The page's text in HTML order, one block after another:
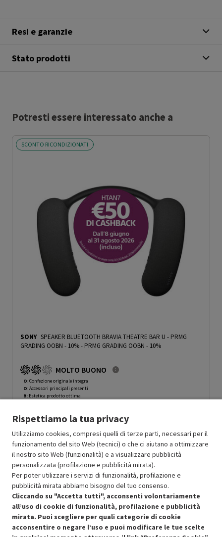
Resi e garanzie
Stato prodotti
Potresti essere interessato anche a
SCONTO RICONDIZIONATI
SONY SPEAKER BLUETOOTH BRAVIA THEATRE BAR U - PRMG
GRADING OOBN - 10%- PRMG GRADING OOBN - 10%
MOLTO BUONO
O: Confezione originale integra
O: Accessori principali presenti
B: Estetica prodotto ottima
Prodotto Nuovo 218.49 -10%
Ricondizionato Prezzo ridotto da
196.64a -29.99%
In Promozione 137.65
Aggiungi al carrello
SCONTO RICONDIZIONATI
Approfitta dello sconto del 30% sul prodotto ricondizionato.
Rispettiamo la tua privacy
Utilizziamo cookies, compresi quelli di terze parti, necessari per il
funzionamento del sito Web (tecnici) o che ci aiutano a ottimizzare
il nostro sito Web (funzionalità) e a visualizzare pubblicità
personalizzata (profilazione e pubblicità mirata).
Per poter utilizzare i servizi di funzionalità, profilazione e
pubblicità mirata abbiamo bisogno del tuo consenso.
Cliccando su "Accetta tutti", acconsenti volontariamente
all’uso di cookie di funzionalità, profilazione e pubblicità
mirata. Puoi scegliere per quali categorie di cookie
acconsentire o negare l’uso e puoi modificare le tue scelte